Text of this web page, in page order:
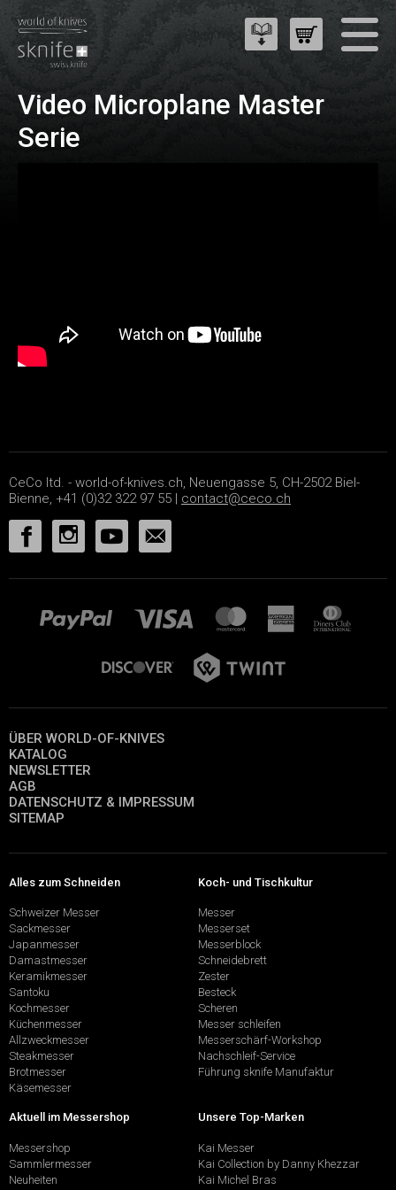
Video Microplane Master
Serie
CeCo ltd. - world-of-knives.ch, Neuengasse 5, CH-2502 Biel-
Bienne, +41 (0)32 322 97 55 | contact@ceco.ch
ÜBER WORLD-OF-KNIVES
KATALOG
NEWSLETTER
AGB
DATENSCHUTZ & IMPRESSUM
SITEMAP
Alles zum Schneiden
Schweizer Messer
Sackmesser
Japanmesser
Damastmesser
Keramikmesser
Santoku
Kochmesser
Küchenmesser
Allzweckmesser
Steakmesser
Brotmesser
Käsemesser
Koch- und Tischkultur
Messer
Messerset
Messerblock
Schneidebrett
Zester
Besteck
Scheren
Messer schleifen
Messerschärf-Workshop
Nachschleif-Service
Führung sknife Manufaktur
Aktuell im Messershop
Messershop
Sammlermesser
Neuheiten
Unsere Top-Marken
Kai Messer
Kai Collection by Danny Khezzar
Kai Michel Bras